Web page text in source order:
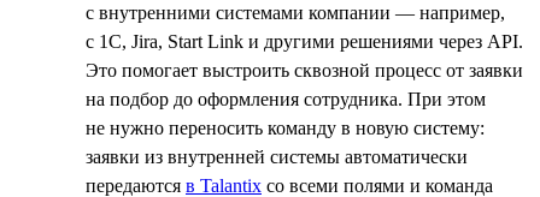
с внутренними системами компании — например,
с 1С, Jira, Start Link и другими решениями через API.
Это помогает выстроить сквозной процесс от заявки
на подбор до оформления сотрудника. При этом
не нужно переносить команду в новую систему:
заявки из внутренней системы автоматически
передаются в Talantix со всеми полями и команда